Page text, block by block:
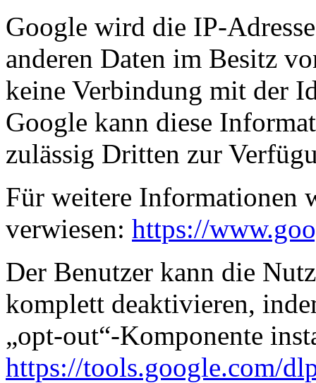
Google wird die IP-
anderen Daten im Besitz
keine Verbindung mit der
Google kann diese
zulässig Dritten zur
Für weitere Informationen
verwiesen: https://
Der Benutzer kann die
komplett deaktivieren,
„opt-out“-Komponente
https://tools.google.com/